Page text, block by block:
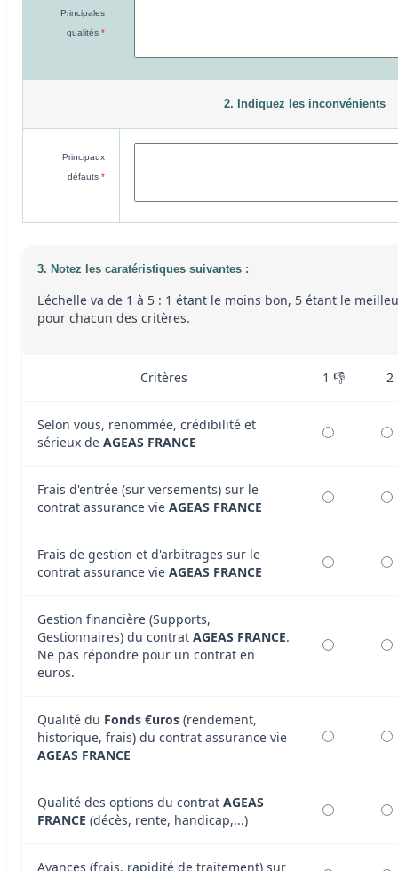
Principales
qualités *
2. Indiquez les inconvénients
Principaux
défauts *
3. Notez les caratéristiques suivantes :
L'échelle va de 1 à 5 : 1 étant le moins bon, 5 étant le
pour chacun des critères.
Critères 1 👎 2
Selon vous, renommée, crédibilité et
sérieux de AGEAS FRANCE
Frais d'entrée (sur versements) sur le
contrat assurance vie AGEAS FRANCE
Frais de gestion et d'arbitrages sur le
contrat assurance vie AGEAS FRANCE
Gestion financière (Supports,
Gestionnaires) du contrat AGEAS FRANCE.
Ne pas répondre pour un contrat en
euros.
Qualité du Fonds €uros (rendement,
historique, frais) du contrat assurance vie
AGEAS FRANCE
Qualité des options du contrat AGEAS
FRANCE (décès, rente, handicap,...)
Avances (frais, rapidité de traitement) sur